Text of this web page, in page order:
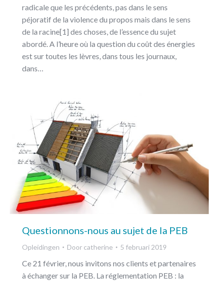
radicale que les précédents, pas dans le sens
péjoratif de la violence du propos mais dans le sens
de la racine[1] des choses, de l’essence du sujet
abordé. A l’heure où la question du coût des énergies
est sur toutes les lèvres, dans tous les journaux,
dans…
Questionnons-nous au sujet de la PEB
Opleidingen Door catherine 5 februari 2019
Ce 21 février, nous invitons nos clients et partenaires
à échanger sur la PEB. La réglementation PEB : la